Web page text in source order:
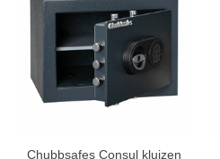
Chubbsafes Consul kluizen